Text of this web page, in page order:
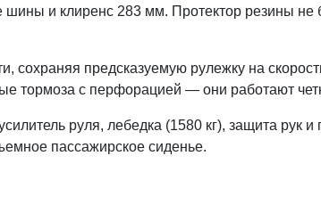
и клиренс 283 мм. Протектор резины не
сохраняя предсказуемую рулежку на
тормоза с перфорацией — они работают
руля, лебедка (1580 кг), защита рук
пассажирское сиденье.